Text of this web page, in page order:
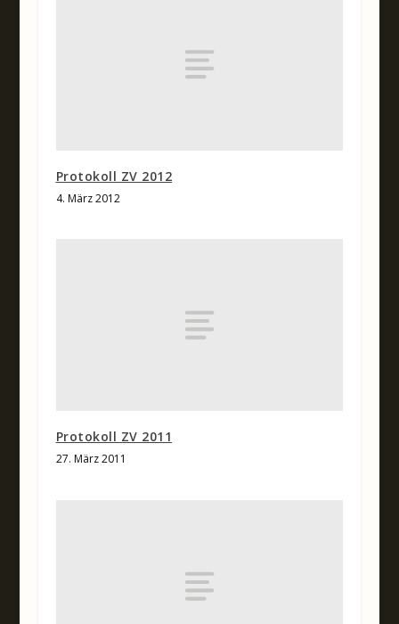
Protokoll ZV 2012
4. März 2012
Protokoll ZV 2011
27. März 2011